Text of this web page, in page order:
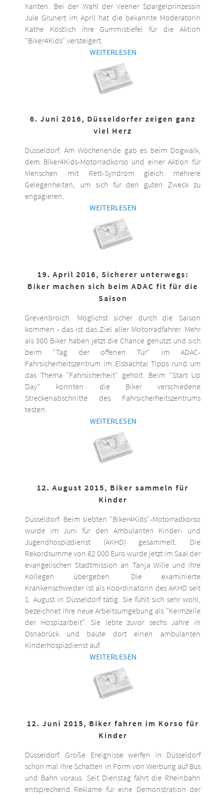
Xanten. Bei der Wahl der Veener Spargelprinzessin
Jule Grunert im April hat die bekannte Moderatorin
Käthe Köstlich ihre Gummistiefel für die Aktion
"Biker4Kids" versteigert.
WEITERLESEN
6. Juni 2016, Düsseldorfer zeigen ganz
viel Herz
Düsseldorf. Am Wochenende gab es beim Dogwalk,
dem Biker4Kids-Motorradkorso und einer Aktion für
Menschen mit Rett-Syndrom gleich mehrere
Gelegenheiten, um sich für den guten Zweck zu
engagieren.
WEITERLESEN
19. April 2016, Sicherer unterwegs:
Biker machen sich beim ADAC fit für die
Saison
Grevenbroich. Möglichst sicher durch die Saison
kommen - das ist das Ziel aller Motorradfahrer. Mehr
als 300 Biker haben jetzt die Chance genutzt und sich
beim "Tag der offenen Tür" im ADAC-
Fahrsicherheitszentrum im Elsbachtal Tipps rund um
das Thema "Fahrsicherheit" geholt. Beim "Start Up
Day" konnten die Biker verschiedene
Streckenabschnitte des Fahrsicherheitszentrums
testen.
WEITERLESEN
12. August 2015, Biker sammeln für
Kinder
Düsseldorf. Beim siebten "Biker4Kids"-Motorradkorso
wurde im Juni für den Ambulanten Kinder- und
Jugendhospizdienst (AKHD) gesammelt. Die
Rekordsumme von 62 000 Euro wurde jetzt im Saal der
evangelischen Stadtmission an Tanja Wille und ihre
Kollegen übergeben. Die examinierte
Krankenschwester ist als Koordinatorin des AKHD seit
1. August in Düsseldorf tätig. Sie fühlt sich sehr wohl,
bezeichnet ihre neue Arbeitsumgebung als "Keimzelle
der Hospizarbeit". Sie lebte zuvor sechs Jahre in
Osnabrück und baute dort einen ambulanten
Kinderhospizdienst auf.
WEITERLESEN
12. Juni 2015, Biker fahren im Korso für
Kinder
Düsseldorf. Große Ereignisse werfen in Düsseldorf
schon mal ihre Schatten in Form von Werbung auf Bus
und Bahn voraus. Seit Dienstag fährt die Rheinbahn
entsprechend Reklame für eine Demonstration der